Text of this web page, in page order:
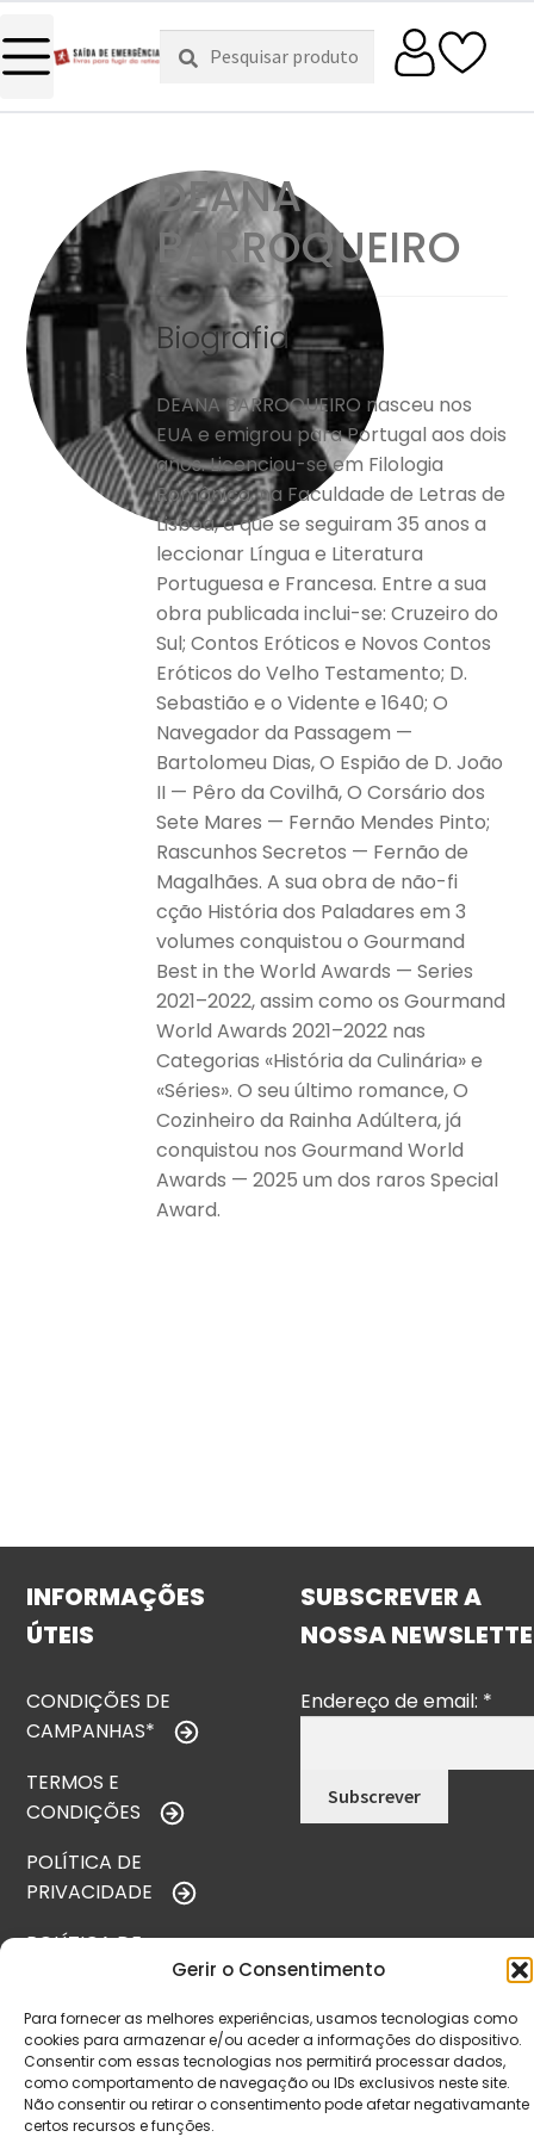
Gerir o Consentimento
Para fornecer as melhores experiências, usamos tecnologias como
cookies para armazenar e/ou aceder a informações do dispositivo.
Consentir com essas tecnologias nos permitirá processar dados,
como comportamento de navegação ou IDs exclusivos neste site.
Não consentir ou retirar o consentimento pode afetar negativamante
certos recursos e funções.
Pesquisar
por:
Pesquisa
DEANA
BARROQUEIRO
Biografia
DEANA BARROQUEIRO nasceu nos
EUA e emigrou para Portugal aos dois
anos. Licenciou-se em Filologia
Românica, na Faculdade de Letras de
Lisboa, a que se seguiram 35 anos a
leccionar Língua e Literatura
Portuguesa e Francesa. Entre a sua
obra publicada inclui-se: Cruzeiro do
Sul; Contos Eróticos e Novos Contos
Eróticos do Velho Testamento; D.
Sebastião e o Vidente e 1640; O
Navegador da Passagem —
Bartolomeu Dias, O Espião de D. João
II — Pêro da Covilhã, O Corsário dos
Sete Mares — Fernão Mendes Pinto;
Rascunhos Secretos — Fernão de
Magalhães. A sua obra de não-fi
cção História dos Paladares em 3
volumes conquistou o Gourmand
Best in the World Awards — Series
2021–2022, assim como os Gourmand
World Awards 2021–2022 nas
Categorias «História da Culinária» e
«Séries». O seu último romance, O
Cozinheiro da Rainha Adúltera, já
conquistou nos Gourmand World
Awards — 2025 um dos raros Special
Award.
INFORMAÇÕES
ÚTEIS
CONDIÇÕES DE
CAMPANHAS*
TERMOS E
CONDIÇÕES
POLÍTICA DE
PRIVACIDADE
POLÍTICA DE
LIVRO DE
RECLAMAÇÕES
SUBSCREVER A
NOSSA
Endereço de email: *